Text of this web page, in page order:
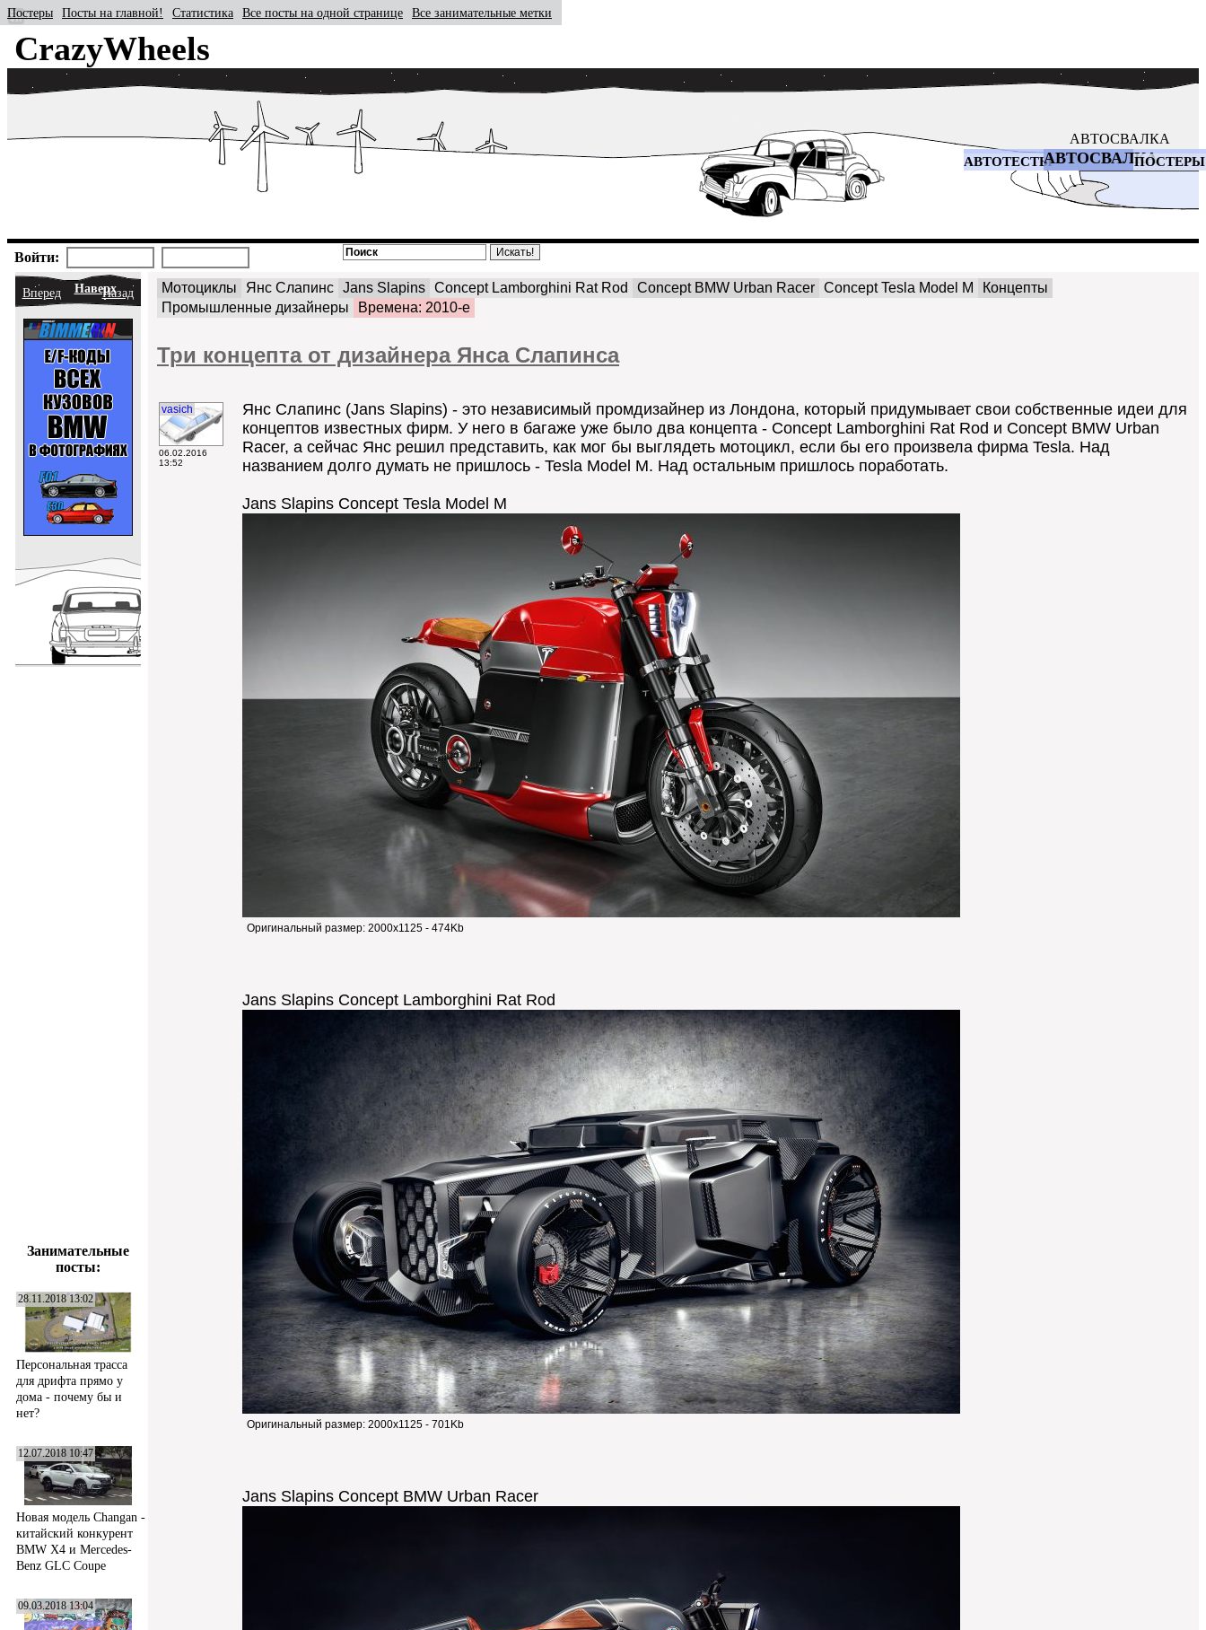
CrazyWheels
АВТОСВАЛКА
АВТОТЕСТЫАВТОСВАЛКАПОСТЕРЫ
Постеры Посты на главной! Статистика Все посты на одной странице Все занимательные метки
Войти:
Вперед НаверхНазад
Занимательные
посты:
28.11.2018 13:02
Персональная трасса
для дрифта прямо у
дома - почему бы и
нет?
12.07.2018 10:47
Новая модель Changan -
китайский конкурент
BMW X4 и Mercedes-
Benz GLC Coupe
09.03.2018 13:04
Мотоциклы Янс Слапинс Jans Slapins Concept Lamborghini Rat Rod Concept BMW Urban Racer Concept Tesla Model M
Концепты
Промышленные дизайнеры
Времена: 2010-е
Три концепта от дизайнера Янса Слапинса
vasich
06.02.2016
13:52
Янс Слапинс (Jans Slapins) - это независимый промдизайнер из Лондона, который придумывает свои собственные идеи для
концептов известных фирм. У него в багаже уже было два концепта - Concept Lamborghini Rat Rod и Concept BMW Urban
Racer, а сейчас Янс решил представить, как мог бы выглядеть мотоцикл, если бы его произвела фирма Tesla. Над
названием долго думать не пришлось - Tesla Model M. Над остальным пришлось поработать.
Jans Slapins Concept Tesla Model M
Оригинальный размер: 2000x1125 - 474Kb
Jans Slapins Concept Lamborghini Rat Rod
Оригинальный размер: 2000x1125 - 701Kb
Jans Slapins Concept BMW Urban Racer